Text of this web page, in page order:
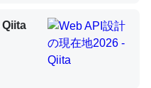
素も不足してて両方に不
Qiita